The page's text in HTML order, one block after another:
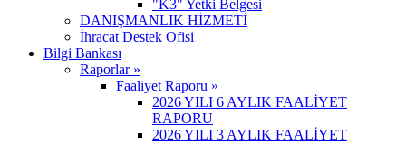
"K3" Yetki Belgesi
DANIŞMANLIK HİZMETİ
İhracat Destek Ofisi
Bilgi Bankası
Raporlar »
Faaliyet Raporu »
2026 YILI 6 AYLIK FAALİYET
RAPORU
2026 YILI 3 AYLIK FAALİYET